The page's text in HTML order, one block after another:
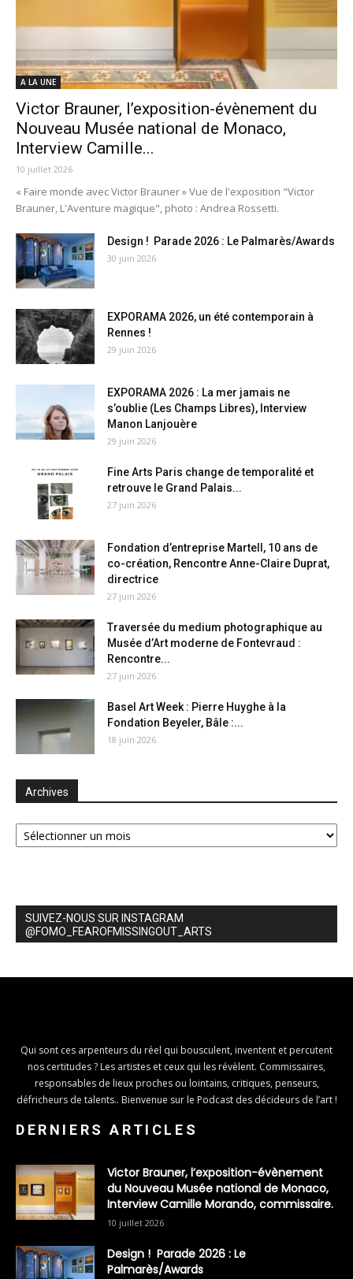
A LA UNE
Victor Brauner, l’exposition-évènement du
Nouveau Musée national de Monaco,
Interview Camille...
10 juillet 2026
« Faire monde avec Victor Brauner » Vue de l'exposition "Victor
Brauner, L'Aventure magique", photo : Andrea Rossetti.
Design ! Parade 2026 : Le Palmarès/Awards
30 juin 2026
EXPORAMA 2026, un été contemporain à
Rennes !
29 juin 2026
EXPORAMA 2026 : La mer jamais ne
s’oublie (Les Champs Libres), Interview
Manon Lanjouère
29 juin 2026
Fine Arts Paris change de temporalité et
retrouve le Grand Palais...
27 juin 2026
Fondation d’entreprise Martell, 10 ans de
co-création, Rencontre Anne-Claire Duprat,
directrice
27 juin 2026
Traversée du medium photographique au
Musée d’Art moderne de Fontevraud :
Rencontre...
27 juin 2026
Basel Art Week : Pierre Huyghe à la
Fondation Beyeler, Bâle :...
18 juin 2026
Archives
Archives
SUIVEZ-NOUS SUR INSTAGRAM
@FOMO_FEAROFMISSINGOUT_ARTS
Qui sont ces arpenteurs du réel qui bousculent, inventent et percutent
nos certitudes ? Les artistes et ceux qui les révèlent. Commissaires,
responsables de lieux proches ou lointains, critiques, penseurs,
défricheurs de talents.. Bienvenue sur le Podcast des décideurs de l’art !
DERNIERS ARTICLES
Victor Brauner, l’exposition-évènement
du Nouveau Musée national de Monaco,
Interview Camille Morando, commissaire.
10 juillet 2026
Design ! Parade 2026 : Le
Palmarès/Awards